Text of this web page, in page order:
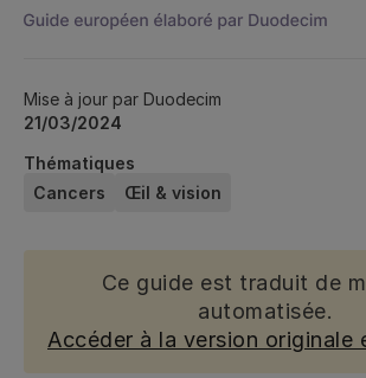
Mise à jour par Duodecim
21/03/2024
Thématiques
Cancers
Œil & vision
Ce guide est traduit de
automatisée.
Accéder à la version originale